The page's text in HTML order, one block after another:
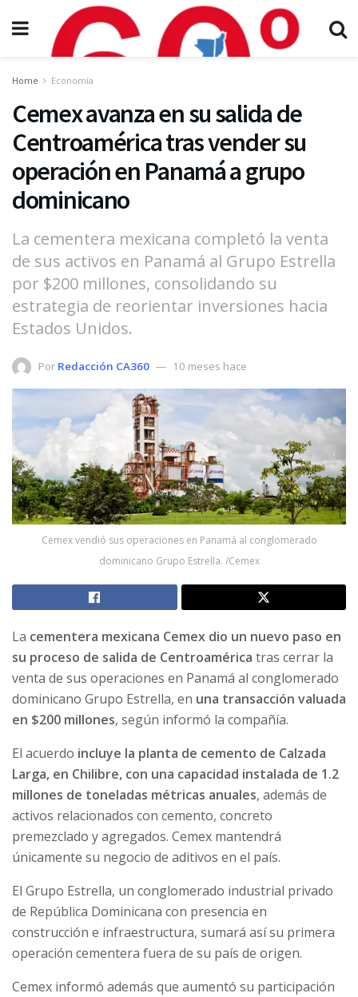
Home Economía
Cemex avanza en su salida de
Centroamérica tras vender su
operación en Panamá a grupo
dominicano
La cementera mexicana completó la venta
de sus activos en Panamá al Grupo Estrella
por $200 millones, consolidando su
estrategia de reorientar inversiones hacia
Estados Unidos.
Por Redacción CA360 10 meses hace
Cemex vendió sus operaciones en Panamá al conglomerado
dominicano Grupo Estrella. /Cemex
La cementera mexicana Cemex dio un nuevo paso en
su proceso de salida de Centroamérica tras cerrar la
venta de sus operaciones en Panamá al conglomerado
dominicano Grupo Estrella, en una transacción valuada
en $200 millones, según informó la compañía.
El acuerdo incluye la planta de cemento de Calzada
Larga, en Chilibre, con una capacidad instalada de 1.2
millones de toneladas métricas anuales, además de
activos relacionados con cemento, concreto
premezclado y agregados. Cemex mantendrá
únicamente su negocio de aditivos en el país.
El Grupo Estrella, un conglomerado industrial privado
de República Dominicana con presencia en
construcción e infraestructura, sumará así su primera
operación cementera fuera de su país de origen.
Cemex informó además que aumentó su participación